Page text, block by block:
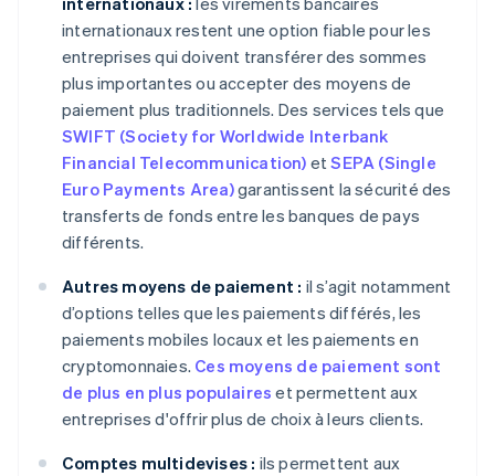
internationaux restent une option fiable pour les
entreprises qui doivent transférer des sommes
plus importantes ou accepter des moyens de
paiement plus traditionnels. Des services tels que
SWIFT (Society for Worldwide Interbank
Financial Telecommunication) etSEPA (Single
Euro Payments Area)garantissent la sécurité des
transferts de fonds entre les banques de pays
différents.
Autres moyens de paiement : il s’agit notamment
d’options telles que les paiements différés, les
paiements mobiles locaux et les paiements en
cryptomonnaies. Ces moyens de paiement sont
de plus en plus populaires et permettent aux
entreprises d'offrir plus de choix à leurs clients.
Comptes multidevises : ils permettent aux